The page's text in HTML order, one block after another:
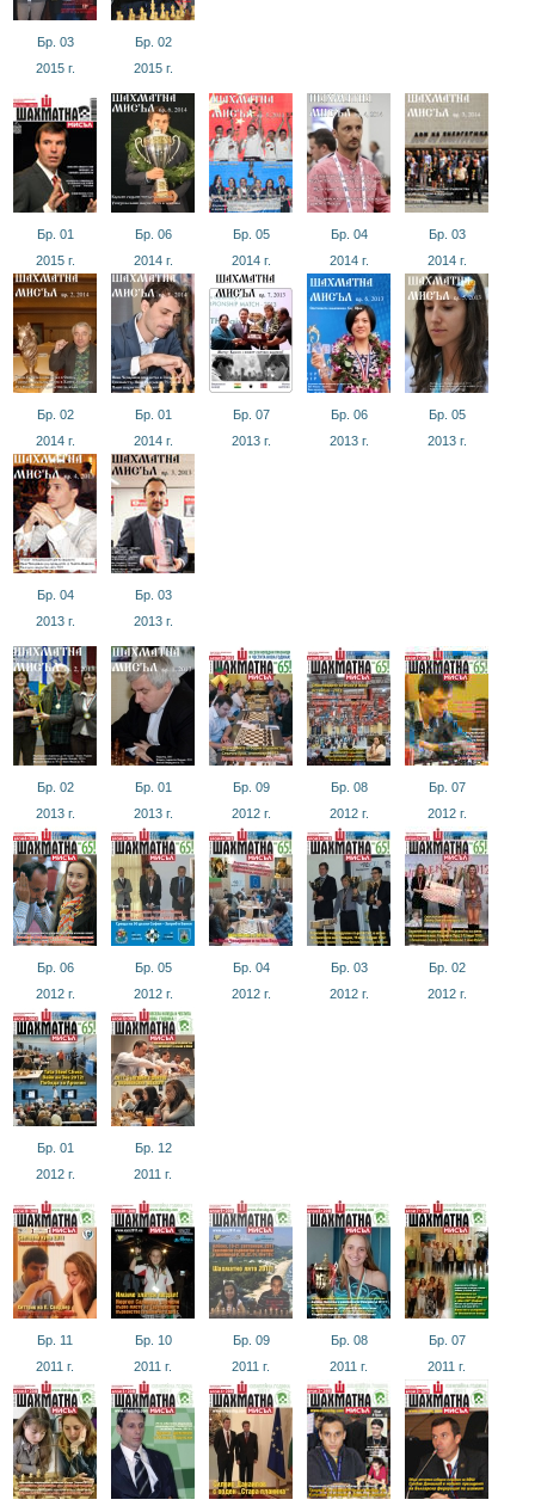
Бр. 03
2015г.
Бр. 02
2015г.
Бр. 01
2015г.
Бр. 06
2014г.
Бр. 05
2014г.
Бр. 04
2014г.
Бр. 03
2014г.
Бр. 02
2014г.
Бр. 01
2014г.
Бр. 07
2013г.
Бр. 06
2013г.
Бр. 05
2013г.
Бр. 04
2013г.
Бр. 03
2013г.
Бр. 02
2013г.
Бр. 01
2013г.
Бр. 09
2012г.
Бр. 08
2012г.
Бр. 07
2012г.
Бр. 06
2012г.
Бр. 05
2012г.
Бр. 04
2012г.
Бр. 03
2012г.
Бр. 02
2012г.
Бр. 01
2012г.
Бр. 12
2011 г.
Бр. 11
2011 г.
Бр. 10
2011 г.
Бр. 09
2011 г.
Бр. 08
2011 г.
Бр. 07
2011 г.